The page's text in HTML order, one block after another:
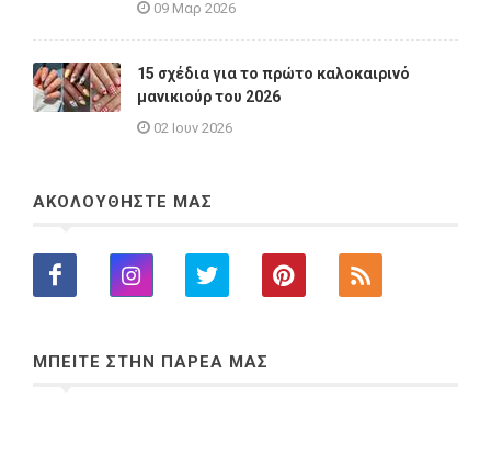
09 Μαρ 2026
15 σχέδια για το πρώτο καλοκαιρινό
μανικιούρ του 2026
02 Ιουν 2026
ΑΚΟΛΟΥΘΗΣΤΕ ΜΑΣ
ΜΠΕΙΤΕ ΣΤΗΝ ΠΑΡΕΑ ΜΑΣ